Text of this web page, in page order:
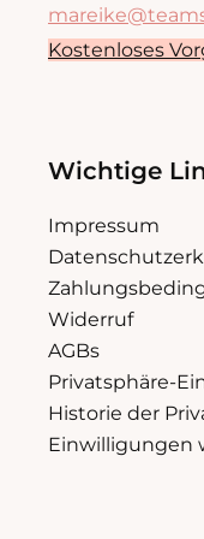
Kostenloses
Wichtige
Impressum
Widerruf
AGBs
Privatsphäre-
Historie der
Einwilligungen